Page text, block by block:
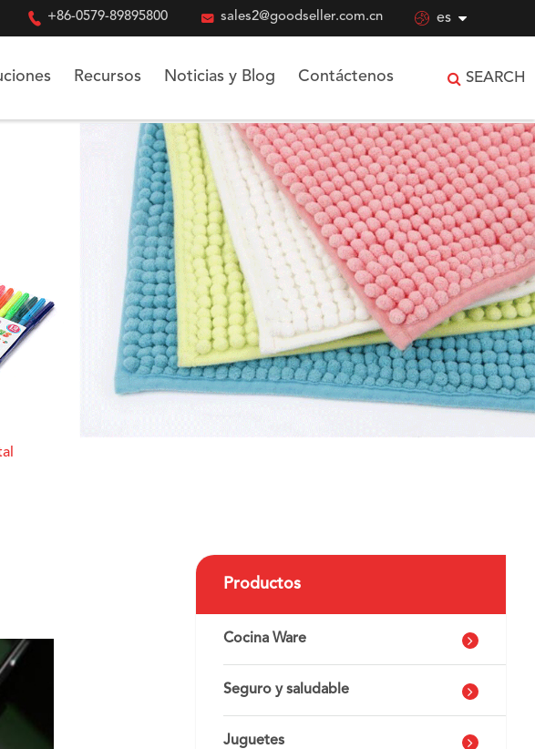
 +86-0579-89895800  sales2@goodseller.com.cn  es
Recursos Noticias y Blog Contáctenos SEARCH
Productos
Cocina Ware
Seguro y saludable
Juguetes